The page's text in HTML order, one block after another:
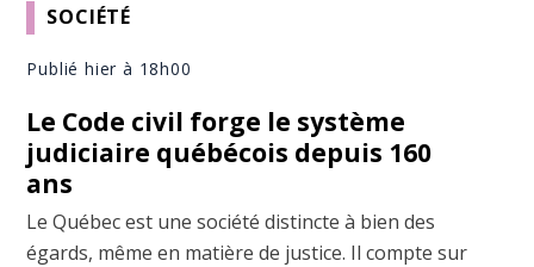
SOCIÉTÉ
Publié hier à 18h00
Le Code civil forge le système
judiciaire québécois depuis 160
ans
Le Québec est une société distincte à bien des
égards, même en matière de justice. Il compte sur